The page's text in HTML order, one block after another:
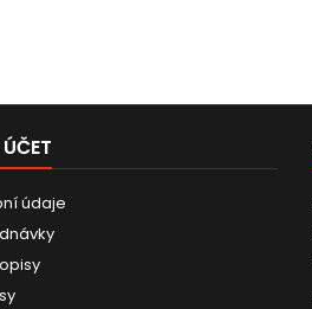
údaje